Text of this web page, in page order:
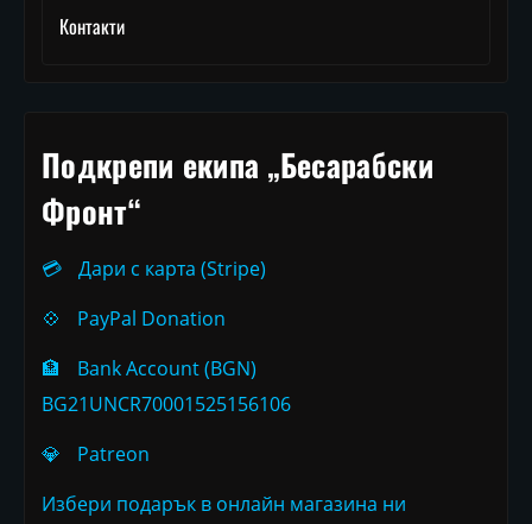
Контакти
Подкрепи екипа „Бесарабски
Фронт“
💳
Дари с карта (Stripe)
💠
PayPal Donation
🏦
Bank Account (BGN)
BG21UNCR70001525156106
💎
Patreon
Избери подарък в онлайн магазина ни